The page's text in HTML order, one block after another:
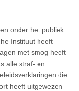
onder het publiek
Instituut heeft
met smog heeft
alle straf- en
die
heeft uitgewezen